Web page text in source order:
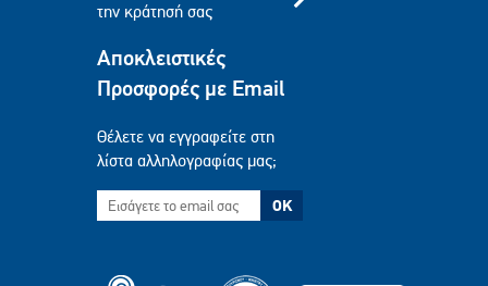
την κράτησή σας
Αποκλειστικές
Προσφορές με Email
Θέλετε να εγγραφείτε στη
λίστα αλληλογραφίας μας;
OK